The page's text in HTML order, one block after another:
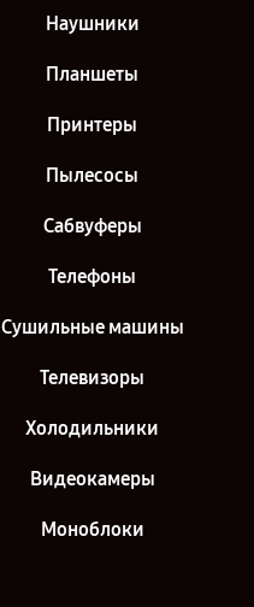
Наушники
Планшеты
Принтеры
Пылесосы
Сабвуферы
Телефоны
Сушильные машины
Телевизоры
Холодильники
Видеокамеры
Моноблоки